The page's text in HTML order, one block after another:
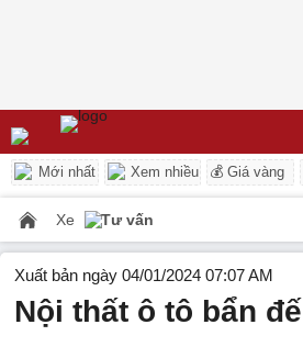
Mới nhất Xem nhiều 💰 Giá vàng
Xe Tư vấn
Xuất bản ngày 04/01/2024 07:07 AM
Nội thất ô tô bẩn